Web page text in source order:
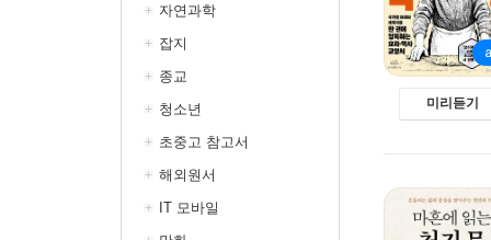
자연과학
잡지
종교
청소년
초중고 참고서
해외원서
IT 모바일
미리듣기